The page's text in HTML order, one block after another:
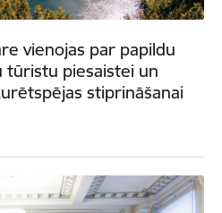
vienojas par papildu
tūristu piesaistei un
stiprināšanai